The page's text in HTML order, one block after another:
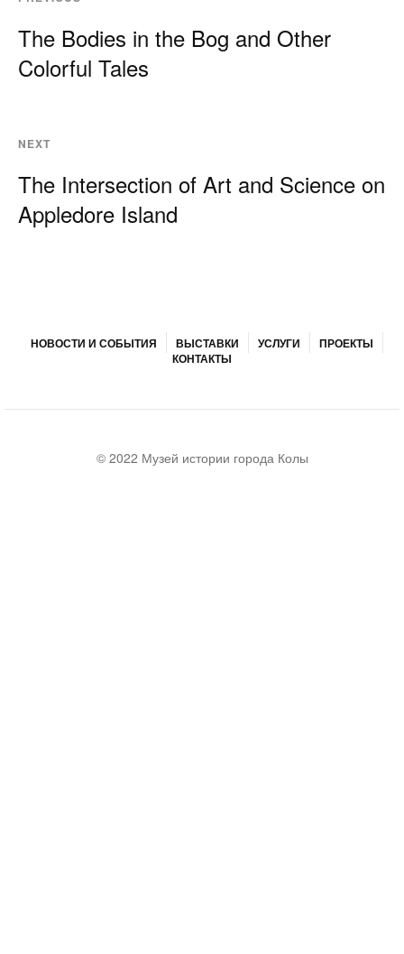
The Bodies in the Bog and Other
Colorful Tales
NEXT
The Intersection of Art and Science on
Appledore Island
НОВОСТИ И СОБЫТИЯ ВЫСТАВКИ УСЛУГИ
ПРОЕКТЫ
КОНТАКТЫ
© 2022 Музей истории города Колы